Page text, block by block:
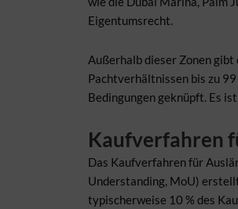
Eigentumsrecht.
Außerhalb dieser Zonen
Pachtverhältnissen bis zu
Bedingungen geknüpft. Es
Kaufverfahren
Das Kaufverfahren für
Understanding, MoU)
typischerweise 10 % des